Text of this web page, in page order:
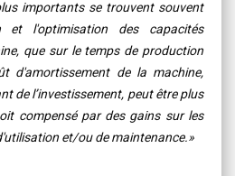
importants se trouvent souvent
et l'optimisation des capacités
que sur le temps de production
d'amortissement de la machine,
de l’investissement, peut être plus
compensé par des gains sur les
et/ou de maintenance.»